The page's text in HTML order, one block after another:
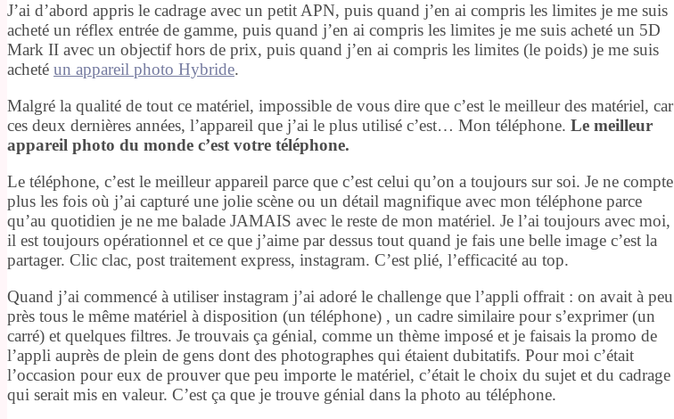
J’ai d’abord appris le cadrage avec un petit APN, puis quand j’en ai compris les limites je me suis
acheté un réflex entrée de gamme, puis quand j’en ai compris les limites je me suis acheté un 5D
Mark II avec un objectif hors de prix, puis quand j’en ai compris les limites (le poids) je me suis
acheté un appareil photo Hybride.
Malgré la qualité de tout ce matériel, impossible de vous dire que c’est le meilleur des matériel, car
ces deux dernières années, l’appareil que j’ai le plus utilisé c’est… Mon téléphone. Le meilleur
appareil photo du monde c’est votre téléphone.
Le téléphone, c’est le meilleur appareil parce que c’est celui qu’on a toujours sur soi. Je ne compte
plus les fois où j’ai capturé une jolie scène ou un détail magnifique avec mon téléphone parce
qu’au quotidien je ne me balade JAMAIS avec le reste de mon matériel. Je l’ai toujours avec moi,
il est toujours opérationnel et ce que j’aime par dessus tout quand je fais une belle image c’est la
partager. Clic clac, post traitement express, instagram. C’est plié, l’efficacité au top.
Quand j’ai commencé à utiliser instagram j’ai adoré le challenge que l’appli offrait : on avait à peu
près tous le même matériel à disposition (un téléphone) , un cadre similaire pour s’exprimer (un
carré) et quelques filtres. Je trouvais ça génial, comme un thème imposé et je faisais la promo de
l’appli auprès de plein de gens dont des photographes qui étaient dubitatifs. Pour moi c’était
l’occasion pour eux de prouver que peu importe le matériel, c’était le choix du sujet et du cadrage
qui serait mis en valeur. C’est ça que je trouve génial dans la photo au téléphone.